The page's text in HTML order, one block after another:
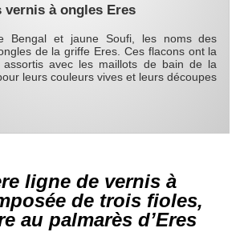
vernis à ongles Eres
Bengal et jaune Soufi, les noms des
de la griffe Eres. Ces flacons ont la
assortis avec les maillots de bain de la
leurs couleurs vives et leurs découpes
ligne de vernis à
de trois fioles,
au palmarès d’Eres